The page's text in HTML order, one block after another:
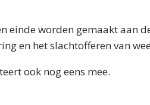
einde worden gemaakt aan
en het slachtofferen van
ook nog eens mee.